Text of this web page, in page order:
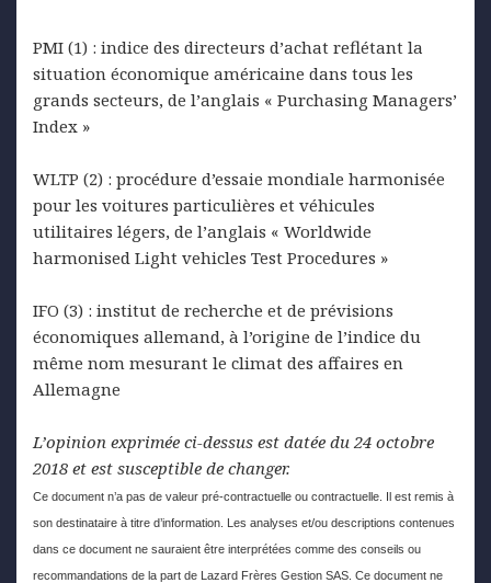
PMI (1) : indice des directeurs d’achat reflétant la
situation économique américaine dans tous les
grands secteurs, de l’anglais « Purchasing Managers’
Index »
WLTP (2) : procédure d’essaie mondiale harmonisée
pour les voitures particulières et véhicules
utilitaires légers, de l’anglais « Worldwide
harmonised Light vehicles Test Procedures »
IFO (3) : institut de recherche et de prévisions
économiques allemand, à l’origine de l’indice du
même nom mesurant le climat des affaires en
Allemagne
L’opinion exprimée ci-dessus est datée du 24 octobre
2018 et est susceptible de changer.
Ce document n’a pas de valeur pré-contractuelle ou contractuelle. Il est remis à
son destinataire à titre d’information. Les analyses et/ou descriptions contenues
dans ce document ne sauraient être interprétées comme des conseils ou
recommandations de la part de Lazard Frères Gestion SAS. Ce document ne